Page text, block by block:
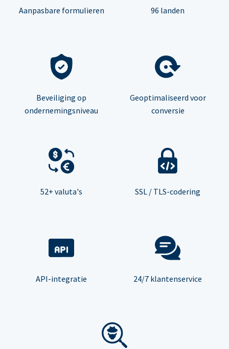
Aanpasbare formulieren 96 landen
Beveiliging op
ondernemingsniveau
Geoptimaliseerd voor
conversie
52+ valuta's SSL / TLS-codering
API-integratie 24/7 klantenservice